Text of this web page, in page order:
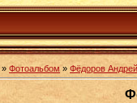
» Фотоальбом» Фёдоров